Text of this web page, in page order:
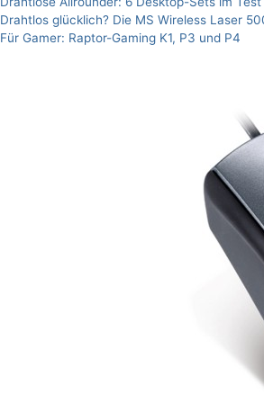
Drahtlos glücklich? Die MS Wireless Laser
Für Gamer: Raptor-Gaming K1, P3 und P4